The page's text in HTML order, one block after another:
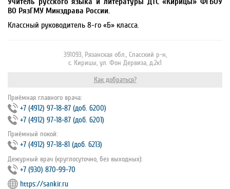
ВО РязГМУ Минздрава России.
Классный руководитель 8-го «Б» класса.
391093, Рязанская обл., Спасский р-н,
с. Кирицы, ул. Фон Дервиза, д.2к1
Как добраться?
Приёмная главного врача:
+7 (4912) 97‐18‐87 (доб. 6200)
+7 (4912) 97‐18‐87 (доб. 6201)
Приёмный покой:
+7 (4912) 97‐18‐81 (доб. 6213)
Дежурный врач (круглосуточно, без выходных):
+7 (930) 870-99-70
https://sankir.ru